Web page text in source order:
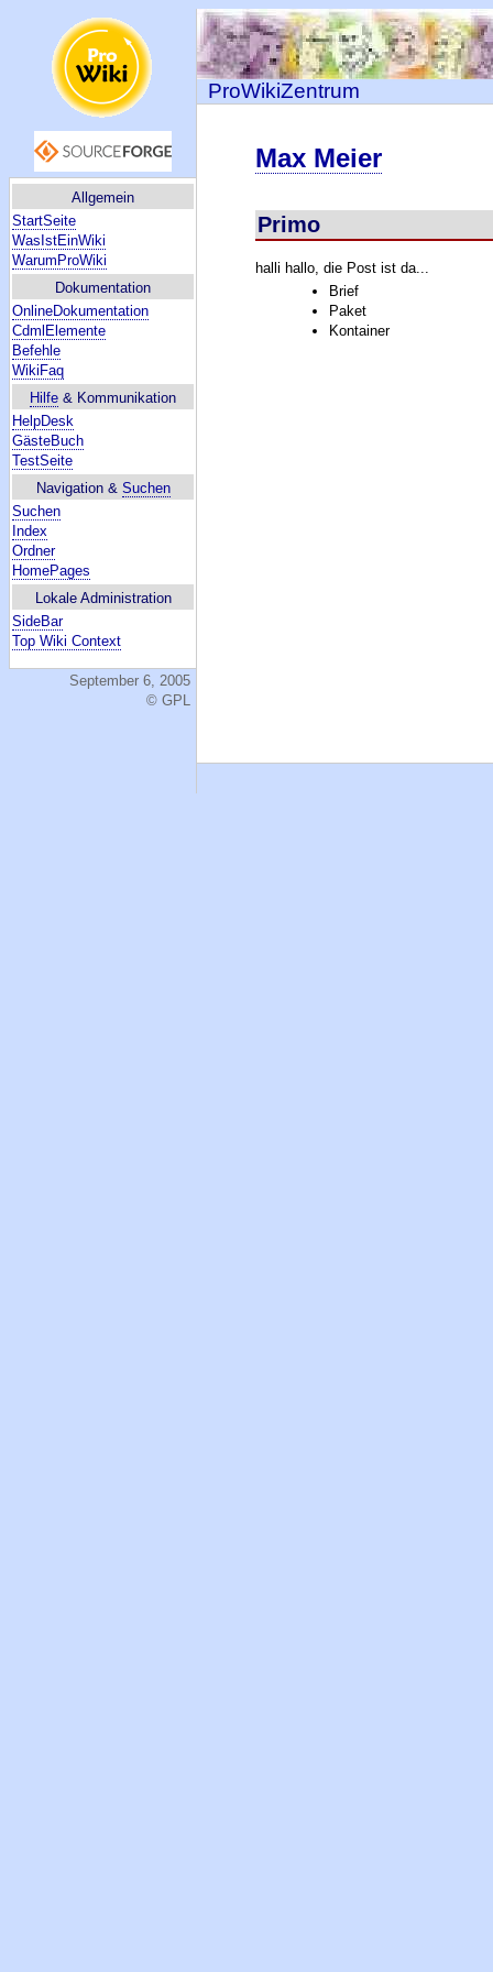
Allgemein
StartSeite
WasIstEinWiki
WarumProWiki
Dokumentation
OnlineDokumentation
CdmlElemente
Befehle
WikiFaq
Hilfe & Kommunikation
HelpDesk
GästeBuch
TestSeite
Navigation & Suchen
Suchen
Index
Ordner
HomePages
Lokale Administration
SideBar
Top Wiki Context
September 6, 2005
© GPL
ProWikiZentrum
Max Meier
Primo
halli hallo, die Post ist da...
Brief
Paket
Kontainer